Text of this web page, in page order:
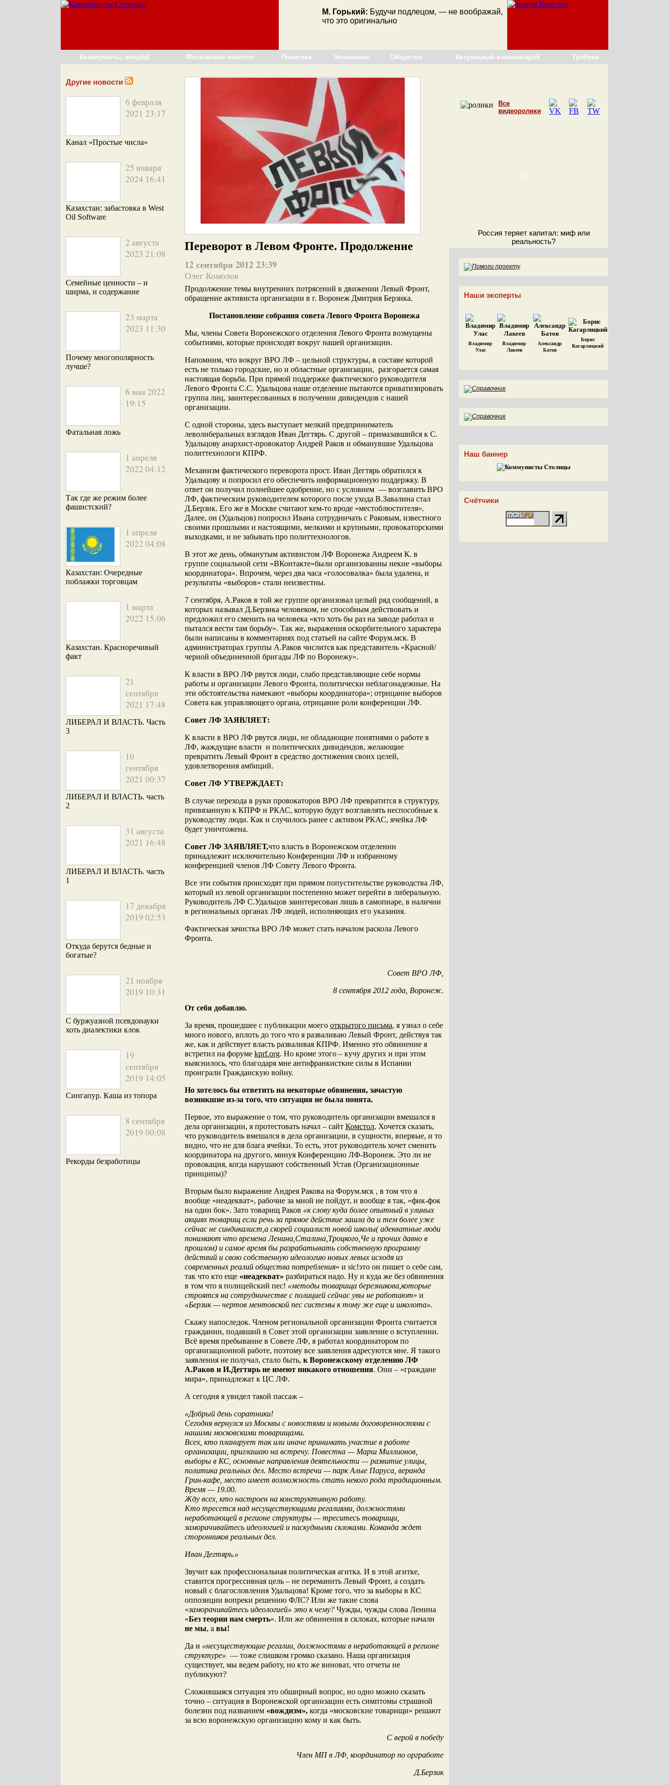
М. Горький: Будучи подлецом, — не воображай,
что это оригинально
Коммунисты, вперёд! Московские новости Политика Экономика Общество Актуальный комментарий Трибуна
Другие новости
6 февраля
2021 23:17
Канал «Простые числа»
25 января
2024 16:41
Казахстан: забастовка в West
Oil Software
2 августа
2023 21:08
Семейные ценности – и
ширма, и содержание
23 марта
2023 11:30
Почему многополярность
лучше?
6 мая 2022
19:15
Фатальная ложь
1 апреля
2022 04:12
Так где же режим более
фашистский?
1 апреля
2022 04:08
Казахстан: Очередные
поблажки торговцам
1 марта
2022 15:06
Казахстан. Красноречивый
факт
21
сентября
2021 17:48
ЛИБЕРАЛ И ВЛАСТЬ. Часть
3
10
сентября
2021 00:37
ЛИБЕРАЛ И ВЛАСТЬ. часть
2
31 августа
2021 16:48
ЛИБЕРАЛ И ВЛАСТЬ. часть
1
17 декабря
2019 02:53
Откуда берутся бедные и
богатые?
21 ноября
2019 10:31
С буржуазной псевдонауки
хоть диалектики клок
19
сентября
2019 14:05
Сингапур. Каша из топора
8 сентября
2019 00:08
Рекорды безработицы
Переворот в Левом Фронте. Продолжение
12 сентября 2012 23:39
Олег Комолов
Продолжение темы внутренних потрясений в движении Левый Фронт,
обращение активиста организации в г. Воронеж Дмитрия Берзика.
Постановление собрания совета Левого Фронта Воронежа
Мы, члены Совета Воронежского отделения Левого Фронта возмущены
событиями, которые происходят вокруг нашей организации.
Напомним, что вокруг ВРО ЛФ – цельной структуры, в составе которой
есть не только городские, но и областные организации, разгорается самая
настоящая борьба. При прямой поддержке фактического руководителя
Левого Фронта С.С. Удальцова наше отделение пытаются приватизировать
группа лиц, заинтересованных в получении дивидендов с нашей
организации.
С одной стороны, здесь выступает мелкий предприниматель
леволиберальных взглядов Иван Дегтярь. С другой – примазавшийся к С.
Удальцову анархист-провокатор Андрей Раков и обманувшие Удальцова
политтехнологи КПРФ.
Механизм фактического переворота прост. Иван Дегтярь обратился к
Удальцову и попросил его обеспечить информационную поддержку. В
ответ он получил полнейшее одобрение, но с условием — возглавить ВРО
ЛФ, фактическим руководителем которого после ухода В.Завалина стал
Д.Берзик. Его же в Москве считают кем-то вроде «местоблюстителя».
Далее, он (Удальцов) попросил Ивана сотрудничать с Раковым, известного
своими прошлыми и настоящими, мелкими и крупными, провокаторскими
выходками, и не забывать про политтехнологов.
В этот же день, обманутым активистом ЛФ Воронежа Андреем К. в
группе социальной сети «ВКонтакте»были организованны некие «выборы
координатора». Впрочем, через два часа «голосовалка» была удалена, и
результаты «выборов» стали неизвестны.
7 сентября, А.Раков в той же группе организовал целый ряд сообщений, в
которых называл Д.Берзика человеком, не способным действовать и
предложил его сменить на человека «кто хоть бы раз на заводе работал и
пытался вести там борьбу». Так же, выражения оскорбительного характера
были написаны в комментариях под статьей на сайте Форум.мск. В
администраторах группы А.Раков числится как представитель «Красной/
черной объединенной бригады ЛФ по Воронежу».
К власти в ВРО ЛФ рвутся люди, слабо представляющие себе нормы
работы и организации Левого Фронта, политически неблагонадежные. На
эти обстоятельства намекают «выборы координатора»; отрицание выборов
Совета как управляющего органа, отрицание роли конференции ЛФ.
Совет ЛФ ЗАЯВЛЯЕТ:
К власти в ВРО ЛФ рвутся люди, не обладающие понятиями о работе в
ЛФ, жаждущие власти и политических дивидендов, желающие
превратить Левый Фронт в средство достижения своих целей,
удовлетворения амбиций.
Совет ЛФ УТВЕРЖДАЕТ:
В случае перехода в руки провокаторов ВРО ЛФ превратится в структуру,
привязанную к КПРФ и РКАС, которую будут возглавлять неспособные к
руководству люди. Как и случилось ранее с активом РКАС, ячейка ЛФ
будет уничтожена.
Совет ЛФ ЗАЯВЛЯЕТ,что власть в Воронежском отделении
принадлежит исключительно Конференции ЛФ и избранному
конференцией членов ЛФ Совету Левого Фронта.
Все эти события происходят при прямом попустительстве руководства ЛФ,
который из левой организации постепенно может перейти в либеральную.
Руководитель ЛФ С.Удальцов заинтересован лишь в самопиаре, в наличии
в региональных органах ЛФ людей, исполняющих его указания.
Фактическая зачистка ВРО ЛФ может стать началом раскола Левого
Фронта.
Совет ВРО ЛФ,
8 сентября 2012 года, Воронеж.
От себя добавлю.
За время, прошедшее с публикации моего открытого письма, я узнал о себе
много нового, вплоть до того что я разваливаю Левый Фронт, действуя так
же, как и действует власть разваливая КПРФ. Именно это обвинение я
встретил на форуме kprf.org. Но кроме этого – кучу других и при этом
выяснилось, что благодаря мне антифранкисткие силы в Испании
проиграли Гражданскую войну.
Но хотелось бы ответить на некоторые обвинения, зачастую
возникшие из-за того, что ситуация не была понята.
Первое, это выражение о том, что руководитель организации вмешался в
дела организации, я протестовать начал – сайт Комстол. Хочется сказать,
что руководитель вмешался в дела организации, в сущности, впервые, и то
видно, что не для блага ячейки. То есть, этот руководитель хочет сменить
координатора на другого, минуя Конференцию ЛФ-Воронеж. Это ли не
провокация, когда нарушают собственный Устав (Организационные
принципы)?
Вторым было выражение Андрея Ракова на Форум.мск , в том что я
вообще «неадекват», рабочие за мной не пойдут, и вообще я так, «фик-фок
на один бок». Зато товарищ Раков «к слову куда более опытный в улиных
акциях товарищ если речь за прямое действие зашла да и тем более уже
сейчас не синдикалист,а скорей социалист новой школы( адекватные люди
понимают что времена Ленина,Сталина,Троцкого,Че и прочих давно в
прошлом) и самое время бы разрабатывать собственную программу
действий и свою собственную идеологию новых левых исходя из
современных реалий общества потребления» и sic!это он пишет о себе сам,
так что кто еще «неадекват» разбираться надо. Ну и куда же без обвинения
в том что я полицейский пес! «методы товарища березникова,которые
строятся на сотрудничестве с полицией сейчас увы не работают» и
«Берзик — чертов ментовской пес системы к тому же еще и школота».
Скажу напоследок. Членом региональной организации Фронта считается
гражданин, подавший в Совет этой организации заявление о вступлении.
Всё время пребывание в Совете ЛФ, я работал координатором по
организационной работе, поэтому все заявления адресуются мне. Я такого
заявления не получал, стало быть, к Воронежскому отделению ЛФ
А.Раков и И.Дегтярь не имеют никакого отношения. Они – «граждане
мира», принадлежат к ЦС ЛФ.
А сегодня я увидел такой пассаж –
«Добрый день соратники!
Сегодня вернулся из Москвы с новостями и новыми договоренностями с
нашими московскими товарищами.
Всех, кто планирует так или иначе принимать участие в работе
организации, приглашаю на встречу. Повестка — Марш Миллионов,
выборы в КС, основные направления деятельности — развитие улицы,
политика реальных дел. Место встречи — парк Алые Паруса, веранда
Грин-кафе, место имеет возможность стать некого рода традиционным.
Время — 19.00.
Жду всех, кто настроен на конструктивную работу.
Кто тресется над несуществующими регалиями, должностями
неработающей в регионе структуры — треситесь товарищи,
заморачивайтесь идеологией и паскудными склоками. Команда ждет
сторонников реальных дел.
Иван Дегтярь.»
Звучит как профессиональная политическая агитка. И в этой агитке,
ставится прогрессивная цель – не переманить Левый Фронт, а создать
новый с благословления Удальцова! Кроме того, что за выборы в КС
оппозиции вопреки решению ФЛС? Или же такие слова
«заморачивайтесь идеологией» это к чему? Чужды, чужды слова Ленина
«Без теории нам смерть». Или же обвинения в склоках, которые начали
не мы, а вы!
Да и «несуществующие регалии, должностями в неработающей в регионе
структуре» — тоже слишком громко сказано. Наша организация
существует, мы ведем работу, но кто же виноват, что отчеты не
публикуют?
Сложившаяся ситуация это обширный вопрос, но одно можно сказать
точно – ситуация в Воронежской организации есть симптомы страшной
болезни под названием «вождизм», когда «московские товарищи» решают
за всю воронежскую организацию кому и как быть.
С верой в победу
Член МП в ЛФ, координатор по оргработе
Д.Берзик
Все
видеоролики
Россия теряет капитал: миф или
реальность?
Наши эксперты
Владимир
Улас
Владимир
Лакеев
Александр
Батов
Борис
Кагарлицкий
Наш баннер
Счётчики